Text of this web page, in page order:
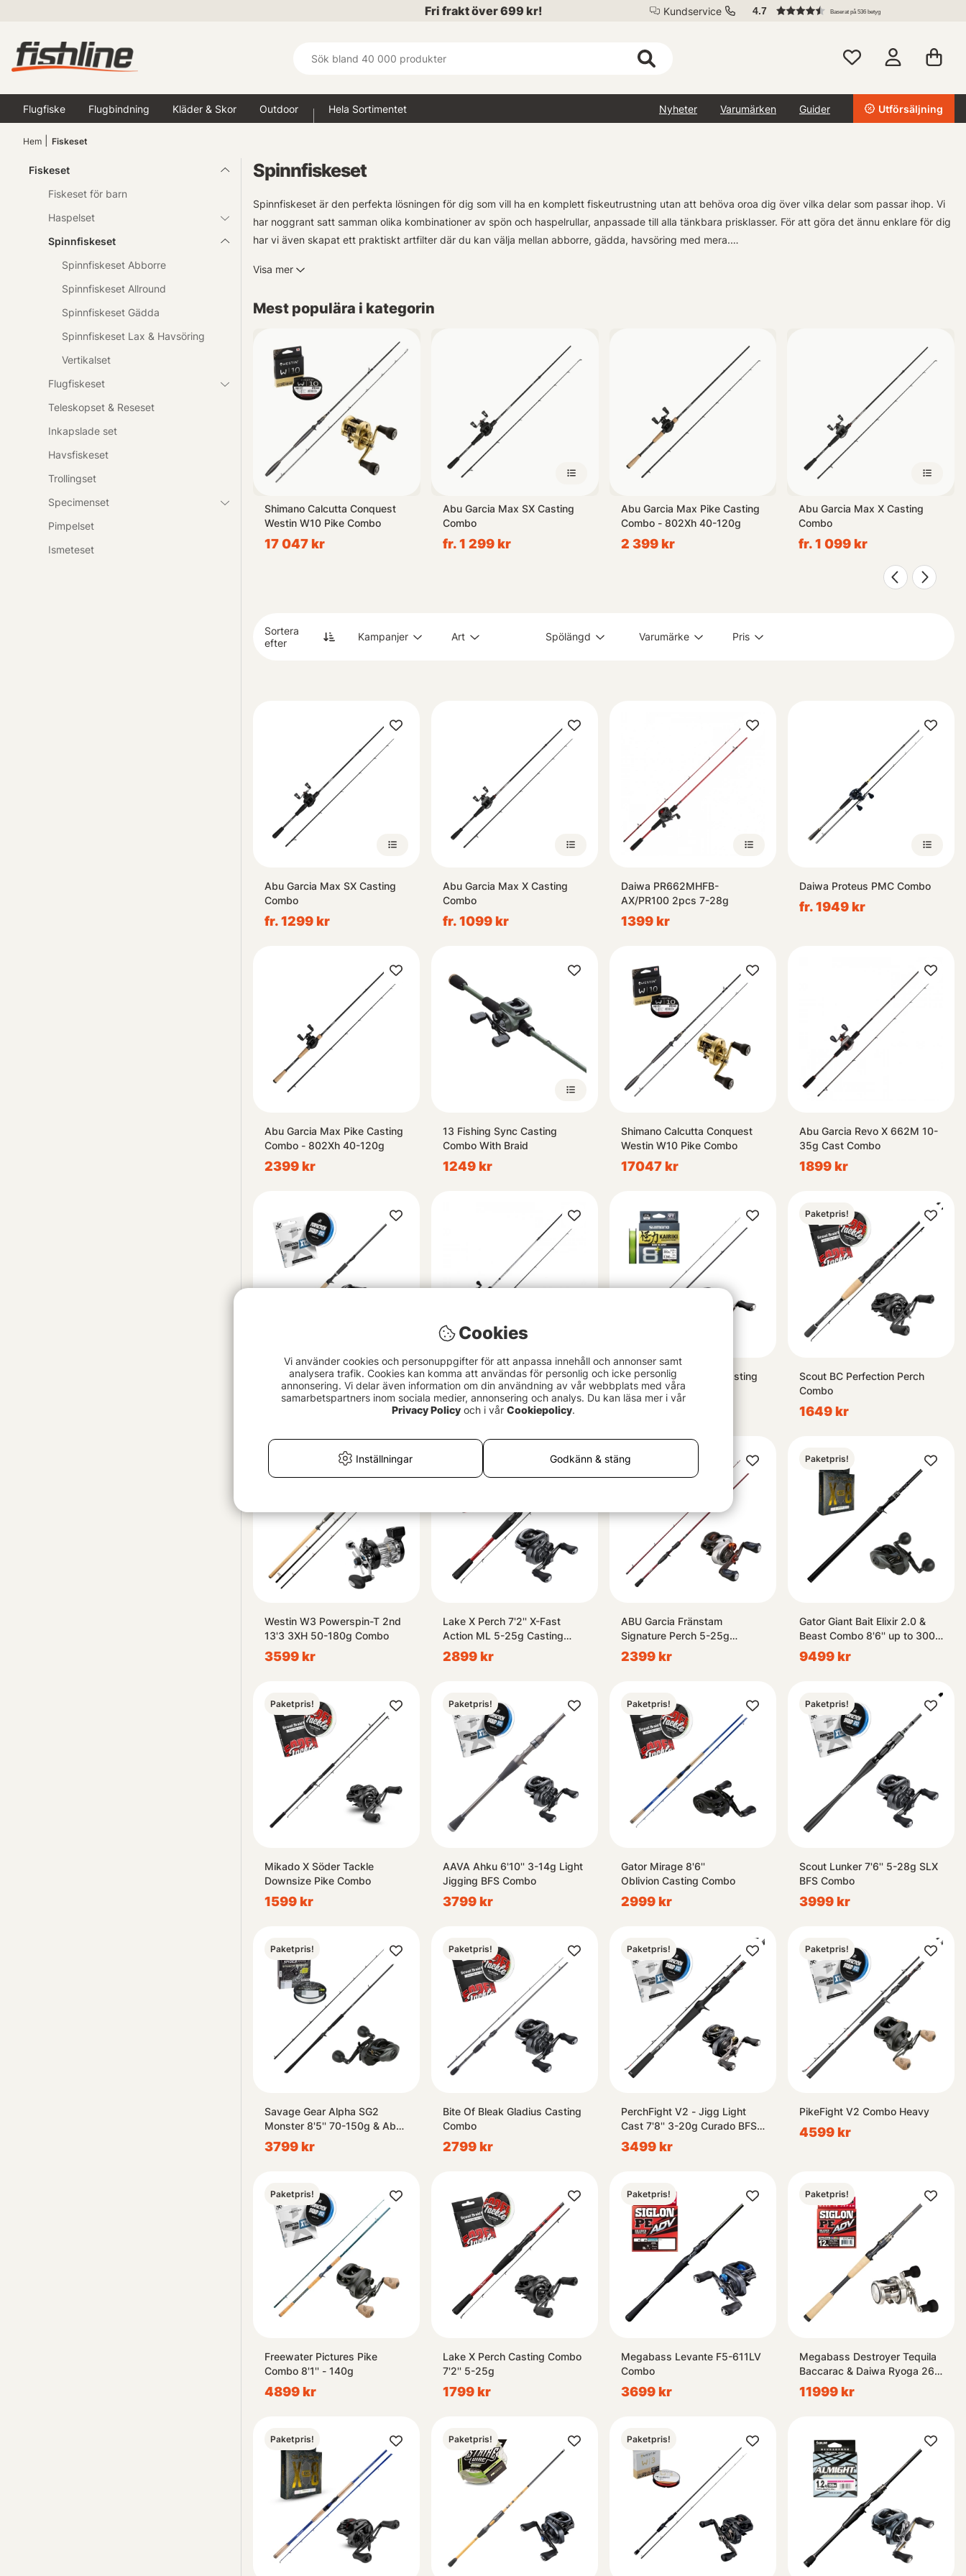
Fri frakt över 699 kr! Kundservice 4.7 Baserat på 536 betyg
Flugfiske Flugbindning Kläder & Skor Outdoor Hela Sortimentet Nyheter Varumärken Guider Utförsäljning
Hem Fiskeset
Fiskeset
Fiskeset för barn
Haspelset
Spinnfiskeset
Spinnfiskeset Abborre
Spinnfiskeset Allround
Spinnfiskeset Gädda
Spinnfiskeset Lax & Havsöring
Vertikalset
Flugfiskeset
Teleskopset & Reseset
Inkapslade set
Havsfiskeset
Trollingset
Specimenset
Pimpelset
Ismeteset
Spinnfiskeset
Spinnfiskeset är den perfekta lösningen för dig som vill ha en komplett fiskeutrustning utan att behöva oroa dig över vilka delar som passar ihop. Vi
har noggrant satt samman olika kombinationer av spön och haspelrullar, anpassade till alla tänkbara prisklasser. För att göra det ännu enklare för dig
har vi även skapat ett praktiskt artfilter där du kan välja mellan abborre, gädda, havsöring med mera.
För de mångsidiga sportfiskarna erbjuder vi allround-seten - perfekt för dem som vill kunna utforska flera arter eller njuta av lättare gäddfiske. Dessa
själva entusiastiska! Med Spinnfiskeset blir din nästa fiskeupplevelse både smidig och framgångsrik oavsett om du redan vet vad du letar efter eller
bara börjar ditt äventyr i vattenlandskapets magi.
Visa mer
Mest populära i kategorin
Westin W2 Finesse-T
Baitcasting Combo
2 999 kr
Shimano Calcutta Conquest
Westin W10 Pike Combo
17 047 kr
Abu Garcia Max SX Casting
Combo
fr. 1 299 kr
Abu Garcia Max Pike Casting
Combo - 802Xh 40-120g
2 399 kr
Abu Garcia Max X Casting
Combo
fr. 1 099 kr
Sortera
efter
Kampanjer Art Spölängd Varumärke Pris
Abu Garcia Max SX Casting
Combo
fr. 1299 kr
Abu Garcia Max X Casting
Combo
fr. 1099 kr
Daiwa PR662MHFB-
AX/PR100 2pcs 7-28g
1399 kr
Daiwa Proteus PMC Combo
fr. 1949 kr
Abu Garcia Max Pike Casting
Combo - 802Xh 40-120g
2399 kr
13 Fishing Sync Casting
Combo With Braid
1249 kr
Shimano Calcutta Conquest
Westin W10 Pike Combo
17047 kr
Abu Garcia Revo X 662M 10-
35g Cast Combo
1899 kr
Eastfield Slingshot V2 Casting
Combo 7'9'' 40-110g V2
Abu Garcia Fast Attack
702MH 10-50g/FALP-L
Combo
1199 kr
Shimano Zodias BFS Casting
Combo 6'4''3,5-10g
Paketpris!
Scout BC Perfection Perch
Combo
1649 kr
Westin W3 Powerspin-T 2nd
13'3 3XH 50-180g Combo
3599 kr
Lake X Perch 7'2'' X-Fast
Action ML 5-25g Casting
Combo
2899 kr
Paketpris!
ABU Garcia Fränstam
Signature Perch 5-25g
Baitcasting Combo
2399 kr
Paketpris!
Gator Giant Bait Elixir 2.0 &
Beast Combo 8'6'' up to 300
Gram
9499 kr
Paketpris!
Mikado X Söder Tackle
Downsize Pike Combo
1599 kr
Paketpris!
AAVA Ahku 6'10'' 3-14g Light
Jigging BFS Combo
3799 kr
Paketpris!
Gator Mirage 8'6''
Oblivion Casting Combo
2999 kr
Paketpris!
Scout Lunker 7'6'' 5-28g SLX
BFS Combo
3999 kr
Paketpris!
Savage Gear Alpha SG2
Monster 8'5'' 70-150g & Abu
Garcia Beast Combo
3799 kr
Paketpris!
Bite Of Bleak Gladius Casting
Combo
2799 kr
Paketpris!
PerchFight V2 - Jigg Light
Cast 7'8'' 3-20g Curado BFS
Combo
3499 kr
Paketpris!
PikeFight V2 Combo Heavy
4599 kr
Paketpris!
Freewater Pictures Pike
Combo 8'1'' - 140g
4899 kr
Lake X Perch Casting Combo
7'2'' 5-25g
1799 kr
Paketpris!
Megabass Levante F5-611LV
Combo
3699 kr
Paketpris!
Megabass Destroyer Tequila
Baccarac & Daiwa Ryoga 26
Combo
11999 kr
Paketpris! Paketpris! Paketpris!
Cookies
Vi använder cookies och personuppgifter för att anpassa innehåll och annonser samt
analysera trafik. Cookies kan komma att användas för personlig och icke personlig
annonsering. Vi delar även information om din användning av vår webbplats med våra
samarbetspartners inom sociala medier, annonsering och analys. Du kan läsa mer i vår
Privacy Policyoch i vår Cookiepolicy.
Inställningar Godkänn & stäng